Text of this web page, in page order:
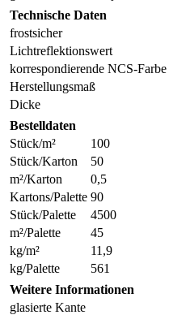
Technische Daten
frostsicher
Lichtreflektionswert
korrespondierende NCS-Farbe
Herstellungsmaß
Dicke
Bestelldaten
Stück/m²
100
Stück/Karton
50
m²/Karton
0,5
Kartons/Palette 90
Stück/Palette
4500
m²/Palette
45
kg/m²
11,9
kg/Palette
561
Weitere Informationen
glasierte Kante